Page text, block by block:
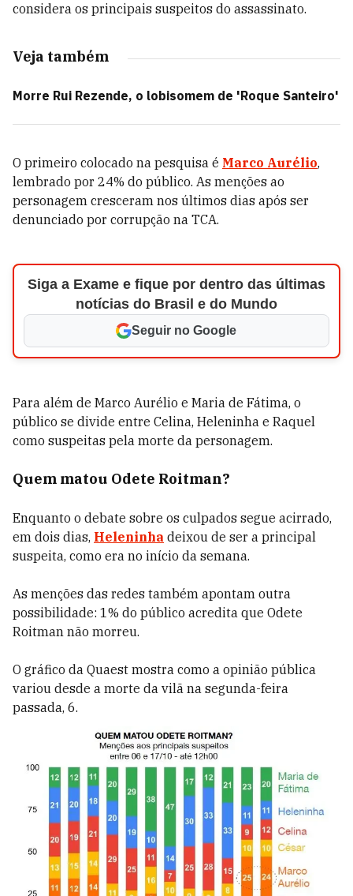
considera os principais suspeitos do assassinato.
Veja também
Morre Rui Rezende, o lobisomem de 'Roque Santeiro'
O primeiro colocado na pesquisa é Marco Aurélio,
lembrado por 24% do público. As menções ao
personagem cresceram nos últimos dias após ser
denunciado por corrupção na TCA.
Siga a Exame e fique por dentro das últimas
notícias do Brasil e do Mundo
Seguir no Google
Para além de Marco Aurélio e Maria de Fátima, o
público se divide entre Celina, Heleninha e Raquel
como suspeitas pela morte da personagem.
Quem matou Odete Roitman?
Enquanto o debate sobre os culpados segue acirrado,
em dois dias, Heleninha deixou de ser a principal
suspeita, como era no início da semana.
As menções das redes também apontam outra
possibilidade: 1% do público acredita que Odete
Roitman não morreu.
O gráfico da Quaest mostra como a opinião pública
variou desde a morte da vilã na segunda-feira
passada, 6.